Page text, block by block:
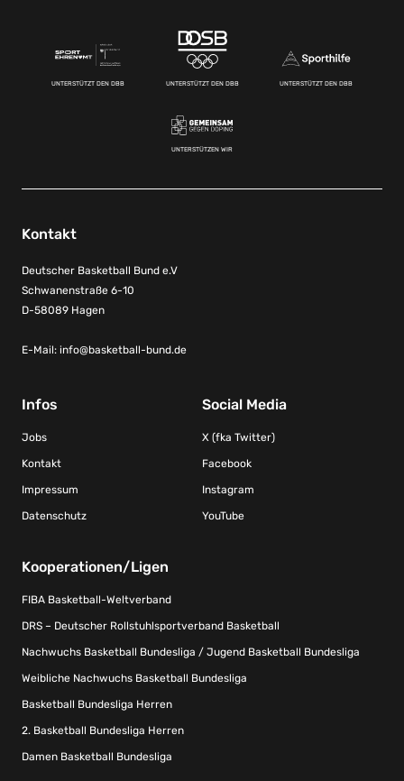
UNTERSTÜTZT DEN DBB UNTERSTÜTZT DEN DBB UNTERSTÜTZT DEN DBB
UNTERSTÜTZEN WIR
Kontakt
Deutscher Basketball Bund e.V
Schwanenstraße 6-10
D-58089 Hagen
E-Mail: info@basketball-bund.de
Infos
Jobs
Kontakt
Impressum
Datenschutz
Social Media
X (fka Twitter)
Facebook
Instagram
YouTube
Kooperationen/Ligen
FIBA Basketball-Weltverband
DRS – Deutscher Rollstuhlsportverband Basketball
Nachwuchs Basketball Bundesliga / Jugend Basketball Bundesliga
Weibliche Nachwuchs Basketball Bundesliga
Basketball Bundesliga Herren
2. Basketball Bundesliga Herren
Damen Basketball Bundesliga